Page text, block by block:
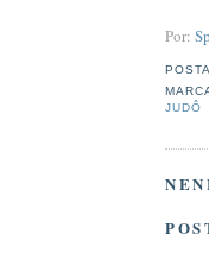
Por:
JUDÔ